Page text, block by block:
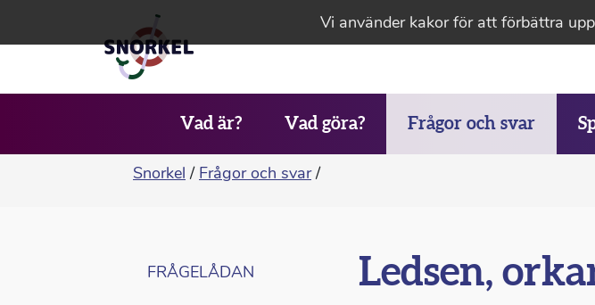
Vi använder kakor för att förbättra
Vad är? Vad göra? Frågor och svar
Snorkel / Frågor och svar /
FRÅGELÅDAN Ledsen,